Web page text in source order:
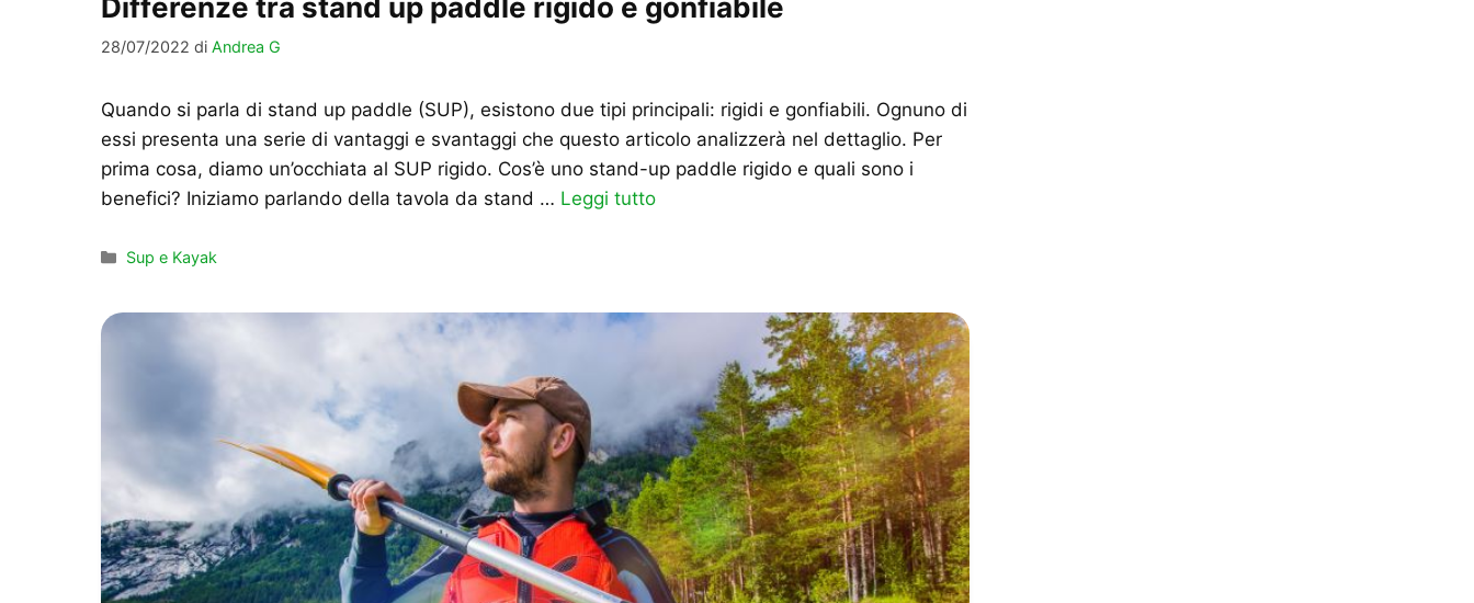
Differenze tra stand up paddle rigido e gonfiabile
28/07/2022 di Andrea G
Quando si parla di stand up paddle (SUP), esistono due tipi principali: rigidi e gonfiabili. Ognuno di
essi presenta una serie di vantaggi e svantaggi che questo articolo analizzerà nel dettaglio. Per
prima cosa, diamo un’occhiata al SUP rigido. Cos’è uno stand-up paddle rigido e quali sono i
benefici? Iniziamo parlando della tavola da stand … Leggi tutto
Categorie
Sup e Kayak